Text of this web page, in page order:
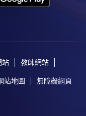
站 教師網站
站地圖 無障礙網頁